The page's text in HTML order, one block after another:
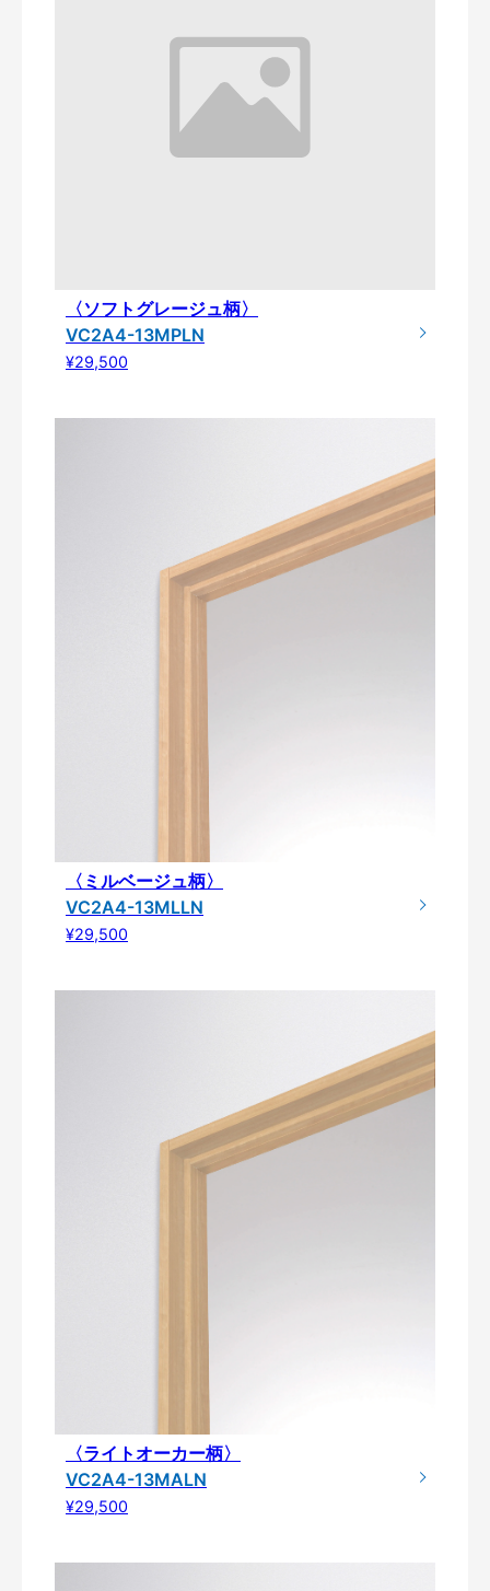
〈ソフトグレージュ柄〉
VC2A4-13MPLN
¥29,500
〈ミルベージュ柄〉
VC2A4-13MLLN
¥29,500
〈ライトオーカー柄〉
VC2A4-13MALN
¥29,500